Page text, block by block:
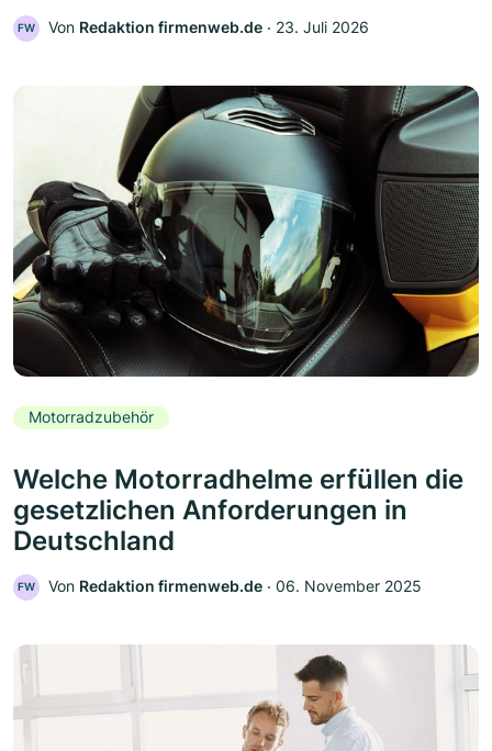
FW Von Redaktion firmenweb.de ‧ 23. Juli 2026
Motorradzubehör
Welche Motorradhelme erfüllen die
gesetzlichen Anforderungen in
Deutschland
FW Von Redaktion firmenweb.de ‧ 06. November 2025